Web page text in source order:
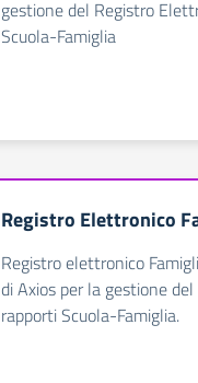
gestione del Registro
Scuola-Famiglia
Registro Elettronico
Registro elettronico
di Axios per la gestione
rapporti Scuola-Famiglia.